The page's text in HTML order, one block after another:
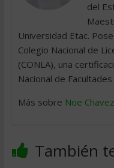
del
Universidad Etac.
Colegio Nacional de
(CONLA), una
Nacional de
Más sobre Noe
También